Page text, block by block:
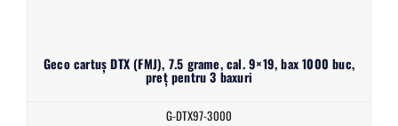
Geco cartuș DTX (FMJ), 7.5 grame, cal. 9×19, bax 1000 buc,
preț pentru 3 baxuri
G-DTX97-3000